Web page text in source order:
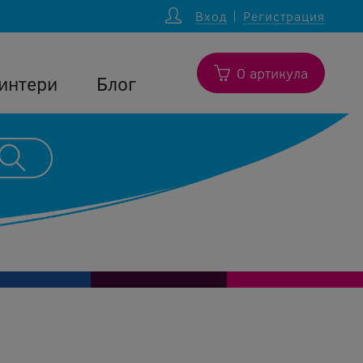
Вход Регистрация
Блог 0 артикула